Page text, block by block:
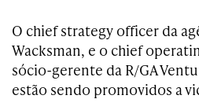
O chief strategy officer da
Wacksman, e o chief
sócio-gerente da R/GA
estão sendo promovidos a